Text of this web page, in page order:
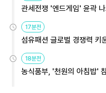
관세전쟁 '엔드게임' 윤곽
17분전
섬유패션 글로벌 경쟁력
18분전
농식품부, '천원의 아침밥'